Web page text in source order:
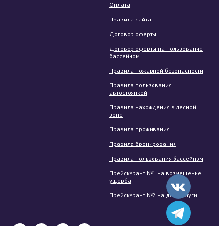
Оплата
Правила сайта
Договор оферты
Договор оферты на пользование
бассейном
Правила пожарной безопасности
Правила пользования
автостоянкой
Правила нахождения в лесной
зоне
Правила проживания
Правила бронирования
Правила пользования бассейном
Прейскурант №1 на возмещение
ущерба
Прейскурант №2 на доп. услуги